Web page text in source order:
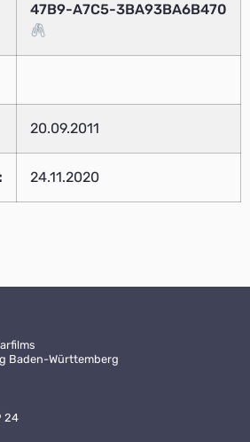
47B9-A7C5-3BA93BA6B470
20.09.2011
24.11.2020
Baden-Württemberg
24